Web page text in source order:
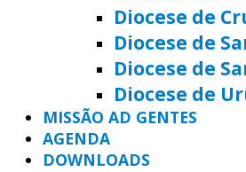
Diocese de
Diocese de
Diocese de
Diocese de
MISSÃO AD GENTES
AGENDA
DOWNLOADS